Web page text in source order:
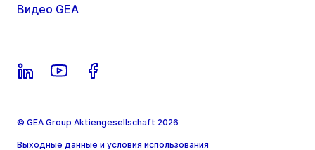
Видео GEA
© GEA Group Aktiengesellschaft 2026
Выходные данные и условия использования